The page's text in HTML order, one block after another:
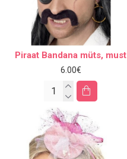
Piraat Bandana müts, must
6.00€